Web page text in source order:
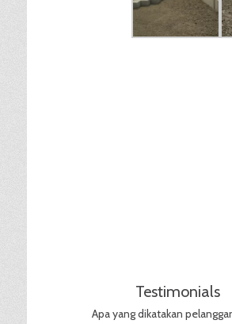
Testimonials
Apa yang dikatakan